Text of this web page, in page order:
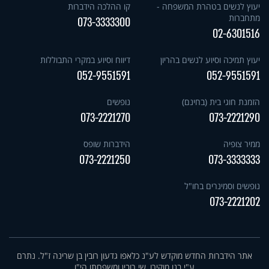
יעוץ לנשים בטהרת המשפחה -
מתחברות
02-6301516
קו ההלכה הידברות
073-3333300
יעוץ תמיכה וסיוע לנשים בהריון
052-9551591
דיווח וסיוע במקרי התבוללות
052-9551591
הזמנת חוגי בית (בחינם)
073-2221290
נופשים
073-2221270
ממיר צופיה
073-3333333
הידברות שופס
073-2221250
נופשים וסמינרים בחו"ל
073-2221202
אתר הידברות החדש מוקדש לע"נ כלאפו גדעון רובין בן שרינה ז"ל. נתרם